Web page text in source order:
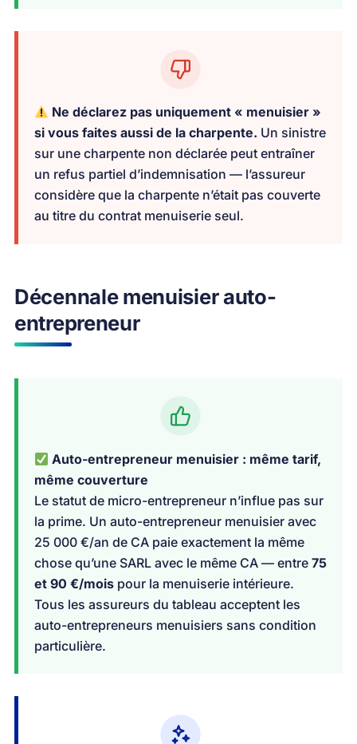
Ne déclarez pas uniquement « menuisier »
si vous faites aussi de la charpente. Un sinistre
sur une charpente non déclarée peut entraîner
un refus partiel d’indemnisation — l’assureur
considère que la charpente n’était pas couverte
au titre du contrat menuiserie seul.
Décennale menuisier auto-
entrepreneur
Auto-entrepreneur menuisier : même tarif,
même couverture
Le statut de micro-entrepreneur n’influe pas sur
la prime. Un auto-entrepreneur menuisier avec
25 000 €/an de CA paie exactement la même
chose qu’une SARL avec le même CA — entre 75
et 90 €/mois pour la menuiserie intérieure.
Tous les assureurs du tableau acceptent les
auto-entrepreneurs menuisiers sans condition
particulière.